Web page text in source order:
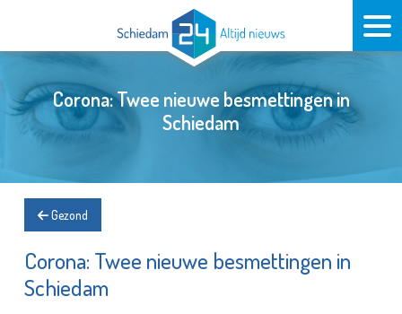
Corona: Twee nieuwe besmettingen in
Schiedam
Gezond
Corona: Twee nieuwe besmettingen in
Schiedam